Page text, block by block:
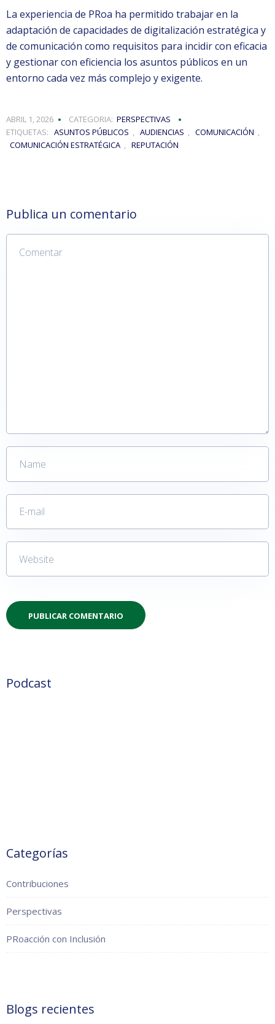
La experiencia de PRoa ha permitido trabajar en la
adaptación de capacidades de digitalización estratégica y
de comunicación como requisitos para incidir con eficacia
y gestionar con eficiencia los asuntos públicos en un
entorno cada vez más complejo y exigente.
ABRIL 1, 2026 CATEGORIA: PERSPECTIVAS
ETIQUETAS: ASUNTOS PÚBLICOS , AUDIENCIAS , COMUNICACIÓN ,
COMUNICACIÓN ESTRATÉGICA , REPUTACIÓN
Publica un comentario
Podcast
Categorías
Contribuciones
Perspectivas
PRoacción con Inclusión
Blogs recientes